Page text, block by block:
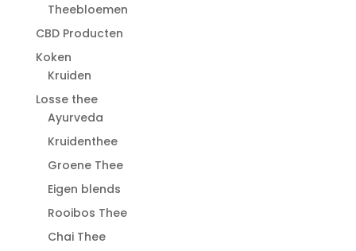
Theebloemen
CBD Producten
Koken
Kruiden
Losse thee
Ayurveda
Kruidenthee
Groene Thee
Eigen blends
Rooibos Thee
Chai Thee